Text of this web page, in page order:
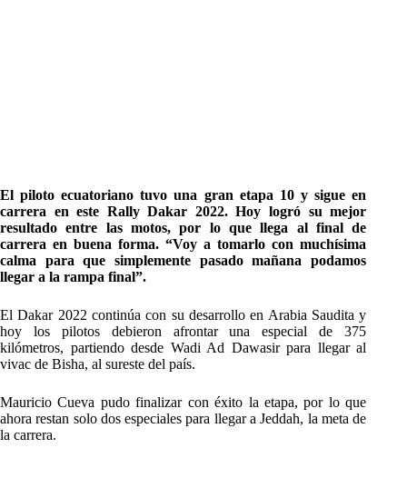
El piloto ecuatoriano tuvo una gran etapa 10 y sigue en
carrera en este Rally Dakar 2022. Hoy logró su mejor
resultado entre las motos, por lo que llega al final de
carrera en buena forma. “Voy a tomarlo con muchísima
calma para que simplemente pasado mañana podamos
llegar a la rampa final”.
El Dakar 2022 continúa con su desarrollo en Arabia Saudita y
hoy los pilotos debieron afrontar una especial de 375
kilómetros, partiendo desde Wadi Ad Dawasir para llegar al
vivac de Bisha, al sureste del país.
Mauricio Cueva pudo finalizar con éxito la etapa, por lo que
ahora restan solo dos especiales para llegar a Jeddah, la meta de
la carrera.